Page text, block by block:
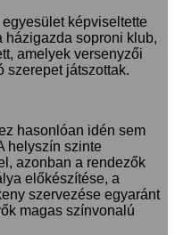
képviseltette
házigazda soproni klub,
amelyek versenyzői
szerepet játszottak.
hasonlóan idén sem
helyszín szinte
azonban a rendezők
előkészítése, a
szervezése egyaránt
magas színvonalú